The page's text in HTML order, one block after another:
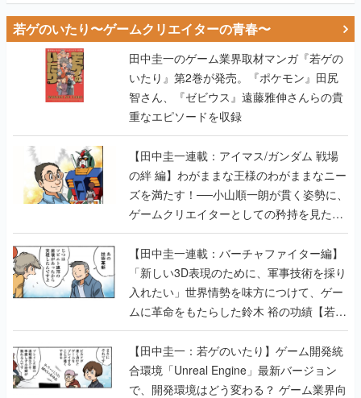
若ゲのいたり〜ゲームクリエイターの青春〜
田中圭一のゲーム業界取材マンガ『若ゲの
いたり』第2巻が発売。『ポケモン』田尻
智さん、『ゼビウス』遠藤雅伸さんらの貴
重なエピソードを収録
【田中圭一連載：アイマス/ガンダム 戦場
の絆 編】わがままな王様のわがままなニー
ズを満たす！──小山順一朗が貫く姿勢に、
ゲームクリエイターとしての矜持を見た
【若ゲのいたり最終回】
【田中圭一連載：バーチャファイター編】
「新しい3D表現のために、軍事技術を採り
入れたい」世界情勢を味方につけて、ゲー
ムに革命をもたらした鈴木 裕の功績【若ゲ
のいたり】
【田中圭一：若ゲのいたり】ゲーム開発統
合環境「Unreal Engine」最新バージョン
で、開発環境はどう変わる？ ゲーム業界向